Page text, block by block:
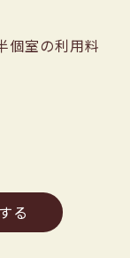
個室の利用料
る